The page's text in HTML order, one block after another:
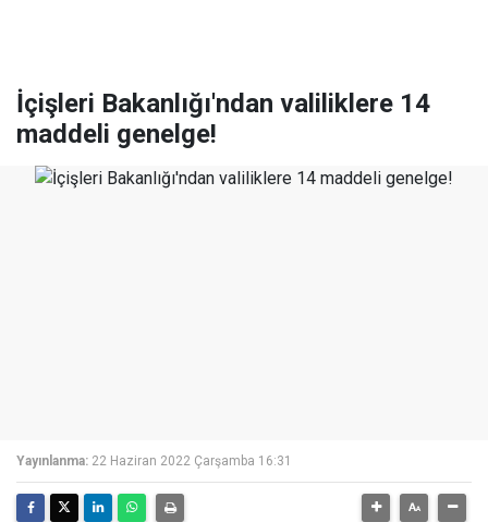
İçişleri Bakanlığı'ndan valiliklere 14
maddeli genelge!
Yayınlanma: 22 Haziran 2022 Çarşamba 16:31